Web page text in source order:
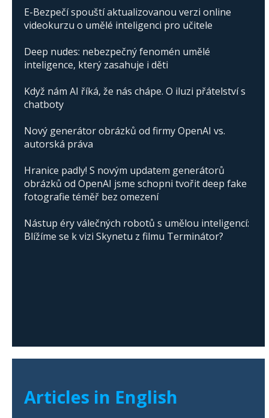
E-Bezpečí spouští aktualizovanou verzi online
videokurzu o umělé inteligenci pro učitele
Deep nudes: nebezpečný fenomén umělé
inteligence, který zasahuje i děti
Když nám AI říká, že nás chápe. O iluzi přátelství s
chatboty
Nový generátor obrázků od firmy OpenAI vs.
autorská práva
Hranice padly! S novým updatem generátorů
obrázků od OpenAI jsme schopni tvořit deep fake
fotografie téměř bez omezení
Nástup éry válečných robotů s umělou inteligencí:
Blížíme se k vizi Skynetu z filmu Terminátor?
Articles in English